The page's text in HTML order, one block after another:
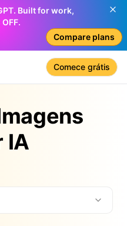
Built for work,
Compare plans
Comece grátis
IA